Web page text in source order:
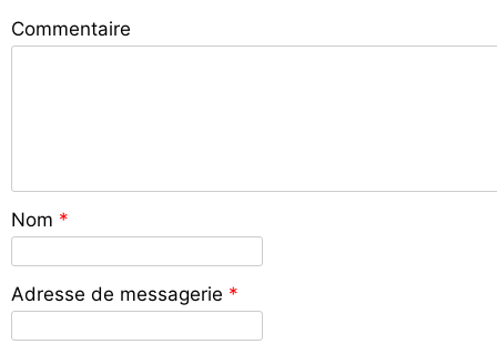
Commentaire
Nom *
Adresse de messagerie *